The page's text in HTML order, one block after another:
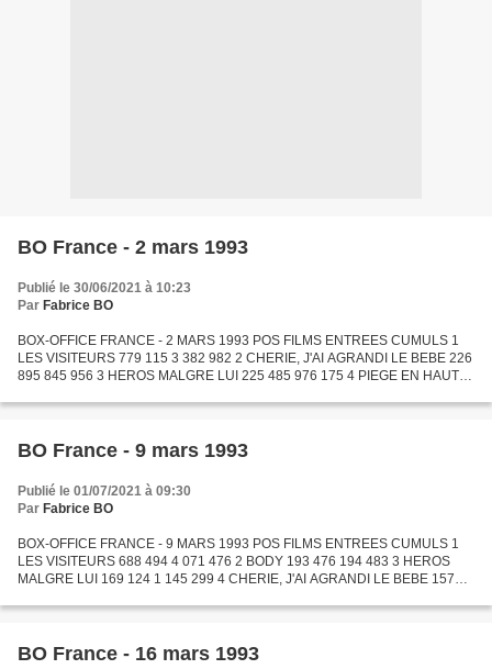
BO France - 2 mars 1993
Publié le 30/06/2021 à 10:23
Par Fabrice BO
BOX-OFFICE FRANCE - 2 MARS 1993 POS FILMS ENTREES CUMULS 1
LES VISITEURS 779 115 3 382 982 2 CHERIE, J'AI AGRANDI LE BEBE 226
895 845 956 3 HEROS MALGRE LUI 225 485 976 175 4 PIEGE EN HAUTE
BO France - 9 mars 1993
Publié le 01/07/2021 à 09:30
Par Fabrice BO
BOX-OFFICE FRANCE - 9 MARS 1993 POS FILMS ENTREES CUMULS 1
LES VISITEURS 688 494 4 071 476 2 BODY 193 476 194 483 3 HEROS
MALGRE LUI 169 124 1 145 299 4 CHERIE, J'AI AGRANDI LE BEBE 157
BODYGUARD...
BO France - 16 mars 1993